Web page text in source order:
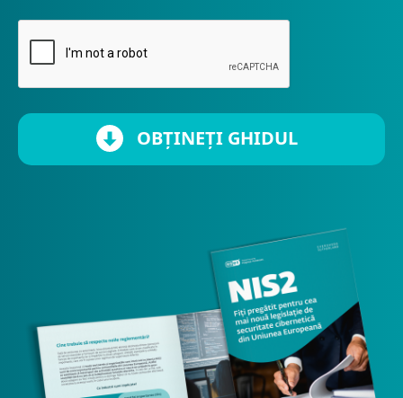
OBȚINEȚI GHIDUL